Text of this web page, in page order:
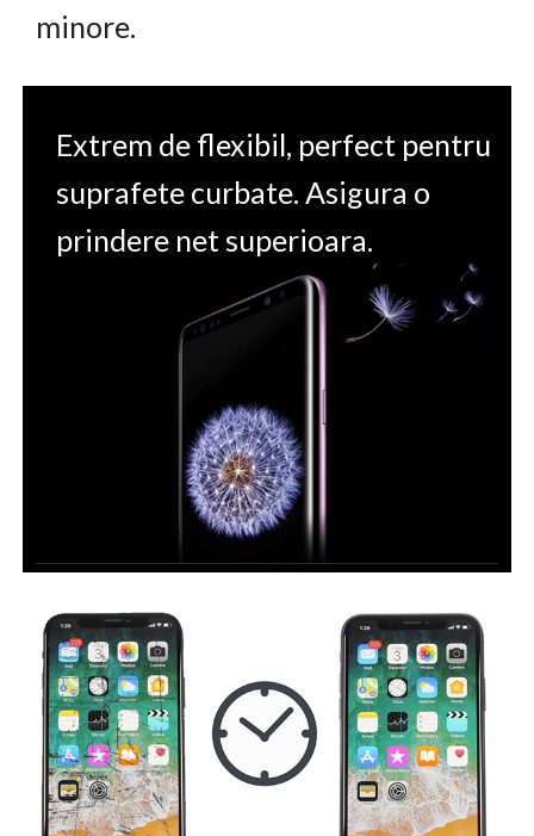
minore.
Extrem de flexibil, perfect pentru
suprafete curbate. Asigura o
prindere net superioara.